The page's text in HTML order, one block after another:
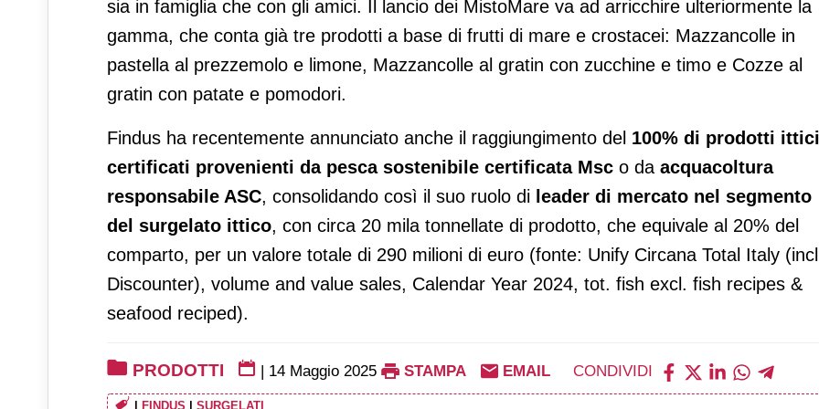
sia in famiglia che con gli amici. Il lancio dei MistoMare va ad arricchire ulteriormente la
gamma, che conta già tre prodotti a base di frutti di mare e crostacei: Mazzancolle in
pastella al prezzemolo e limone, Mazzancolle al gratin con zucchine e timo e Cozze al
gratin con patate e pomodori.
Findus ha recentemente annunciato anche il raggiungimento del 100% di prodotti ittici
certificati provenienti da pesca sostenibile certificata Msc o da acquacoltura
responsabile ASC, consolidando così il suo ruolo di leader di mercato nel segmento
del surgelato ittico, con circa 20 mila tonnellate di prodotto, che equivale al 20% del
comparto, per un valore totale di 290 milioni di euro (fonte: Unify Circana Total Italy
Discounter), volume and value sales, Calendar Year 2024, tot. fish excl. fish recipes &
seafood reciped).
PRODOTTI | 14 Maggio 2025 STAMPA EMAIL CONDIVIDI
FINDUS SURGELATI